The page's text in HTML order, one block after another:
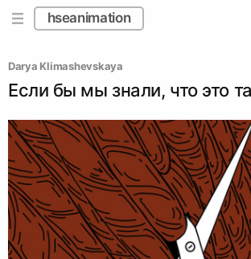
hseanimation
Darya Klimashevskaya
Если бы мы знали, что это